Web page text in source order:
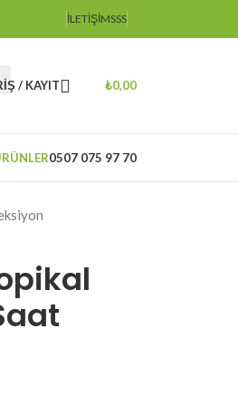
İLETIŞIMSSS
/ KAYIT ₺0,00
0507 075 97 70